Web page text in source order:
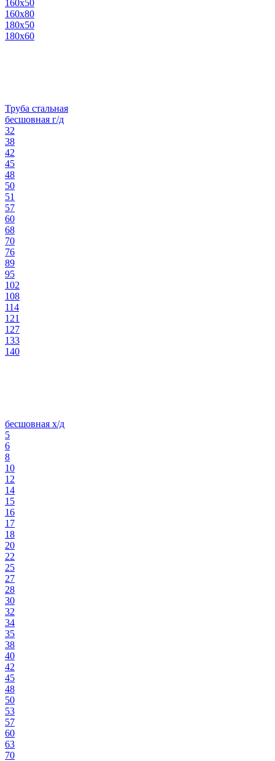
160х50
160х80
180х50
180х60
Труба стальная
бесшовная г/д
32
38
42
45
48
50
51
57
60
68
70
76
89
95
102
108
114
121
127
133
140
бесшовная х/д
5
6
8
10
12
14
15
16
17
18
20
22
25
27
28
30
32
34
35
38
40
42
45
48
50
53
57
60
63
70